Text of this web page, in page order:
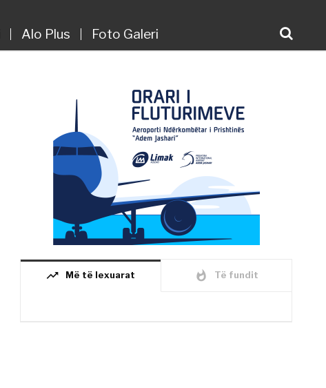
Alo Plus Foto Galeri
trending_up Më të lexuarat whatshot Të fundit